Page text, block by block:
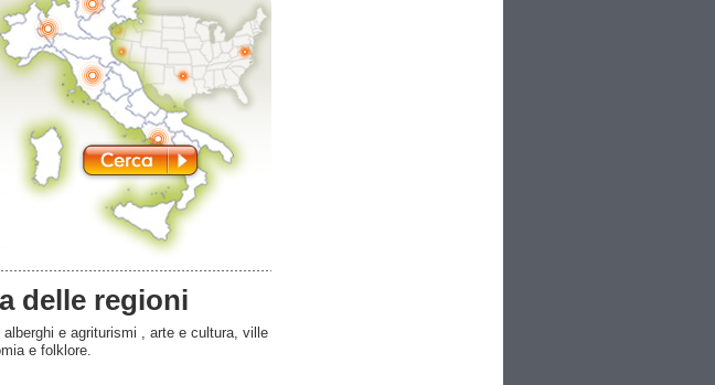
delle regioni
e agriturismi , arte e cultura, ville
e folklore.